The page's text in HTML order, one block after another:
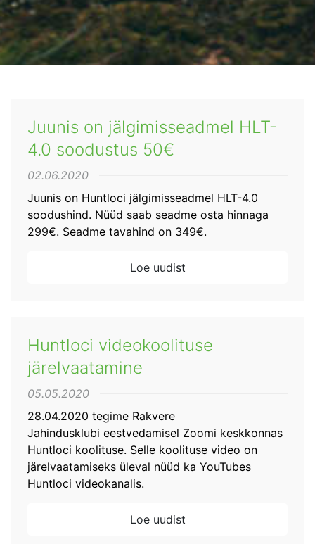
Juunis on jälgimisseadmel HLT-
4.0 soodustus 50€
02.06.2020
Juunis on Huntloci jälgimisseadmel HLT-4.0
soodushind. Nüüd saab seadme osta hinnaga
299€. Seadme tavahind on 349€.
Loe uudist
Huntloci videokoolituse
järelvaatamine
05.05.2020
28.04.2020 tegime Rakvere
Jahindusklubi eestvedamisel Zoomi keskkonnas
Huntloci koolituse. Selle koolituse video on
järelvaatamiseks üleval nüüd ka YouTubes
Huntloci videokanalis.
Loe uudist